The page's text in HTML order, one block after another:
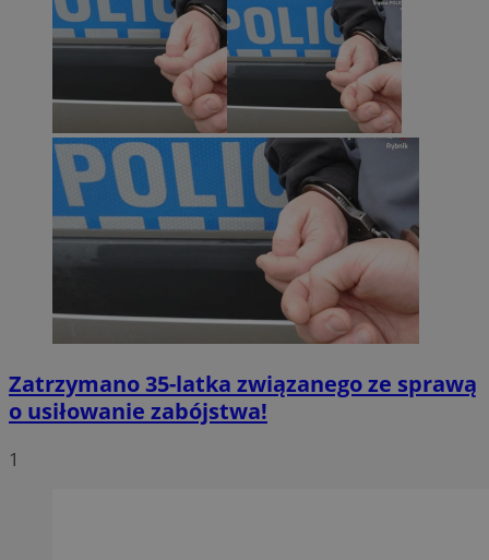
Zatrzymano 35-latka związanego ze sprawą
o usiłowanie zabójstwa!
1